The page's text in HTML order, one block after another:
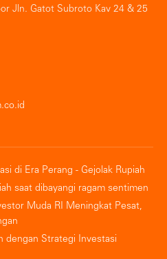
Jln. Gatot Subroto Kav 24 & 25
di Era Perang - Gejolak Rupiah
saat dibayangi ragam sentimen
Muda RI Meningkat Pesat,
dengan Strategi Investasi